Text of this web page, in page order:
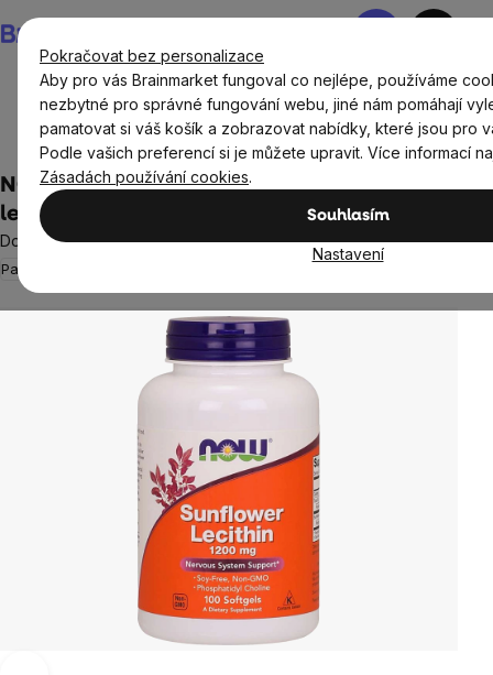
Pokračovat bez personalizace
Aby pro vás Brainmarket fungoval co nejlépe, používáme
nezbytné pro správné fungování webu, jiné nám pomáhají
pamatovat si váš košík a zobrazovat nabídky, které jsou pro
Podle vašich preferencí si je můžete upravit. Více informací
Zásadách používání cookies.
Souhlasím
Nastavení
na
obsah
Nákupní
Doplňky stravy a výživa Tuky
NOW Sunflower Lecithin (slunečnicový
lecitin), 1200 mg, 100 softgelových kapslí
Doplněk stravy
Paměť
produktu
z
hvězdiček.